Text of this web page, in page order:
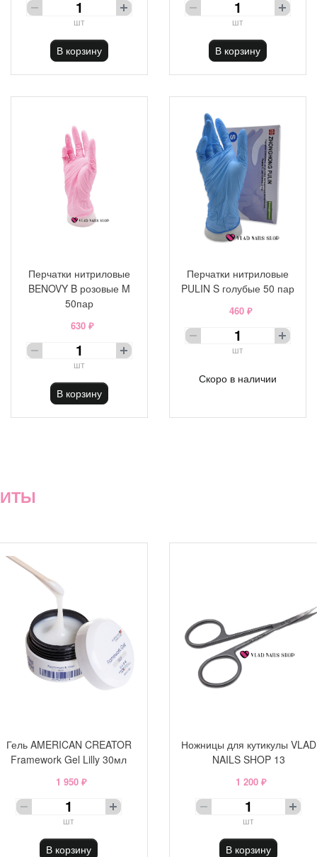
шт
В корзину
шт
В корзину
Перчатки нитриловые
BENOVY B розовые M
50пар
630 ₽
шт
В корзину
Перчатки нитриловые
PULIN S голубые 50 пар
460 ₽
шт
Скоро в наличии
Гель AMERICAN CREATOR
Framework Gel Lilly 30мл
1 950 ₽
шт
В корзину
Ножницы для кутикулы VLAD
NAILS SHOP 13
1 200 ₽
шт
В корзину